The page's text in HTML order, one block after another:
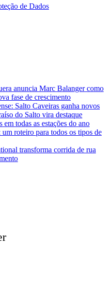
de Dados
anuncia Marc Balanger como
fase de crescimento
Salto Caveiras ganha novos
do Salto vira destaque
todas as estações do ano
roteiro para todos os tipos de
transforma corrida de rua